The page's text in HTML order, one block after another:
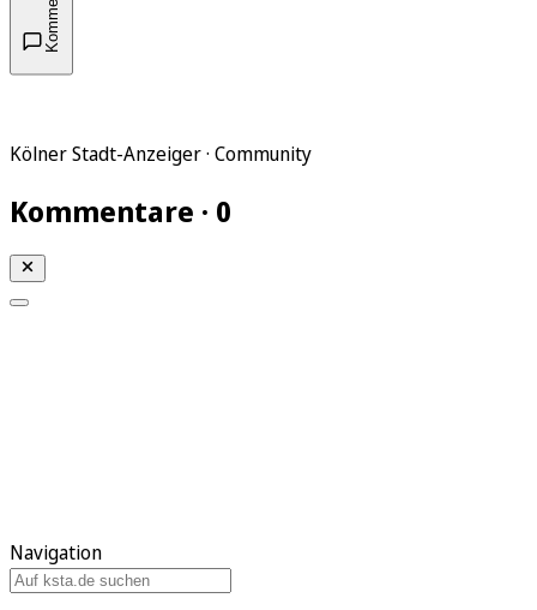
Kölner Stadt-Anzeiger · Community
Kommentare · 0
Navigation